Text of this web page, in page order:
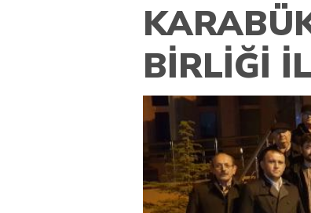
CİHAZLAR HİZMETE GİRDİ
BİRLİĞİ